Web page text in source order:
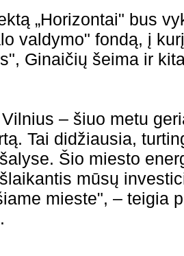
„Horizontai" bus
valdymo" fondą, į
Ginaičių šeima ir
– šiuo metu
Tai didžiausia,
Šio miesto
mūsų
mieste", – teigia